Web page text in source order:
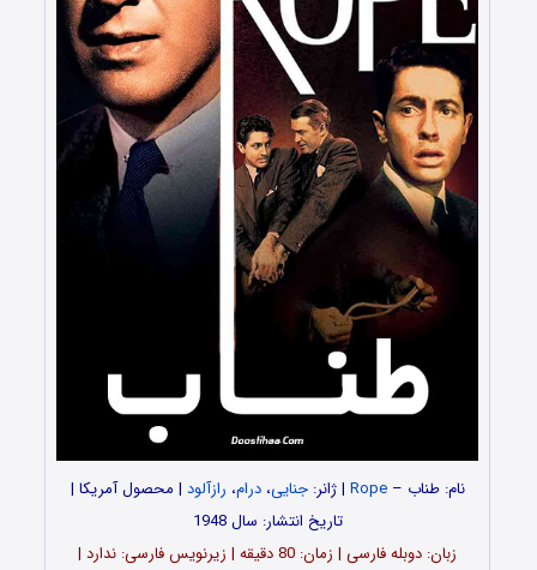
نام: طناب –Rope | ژانر:جنایی،درام، رازآلود | محصول آمریکا |
تاریخ انتشار: سال 1948
زبان: دوبله فارسی | زمان: 80 دقیقه | زیرنویس فارسی: ندارد |